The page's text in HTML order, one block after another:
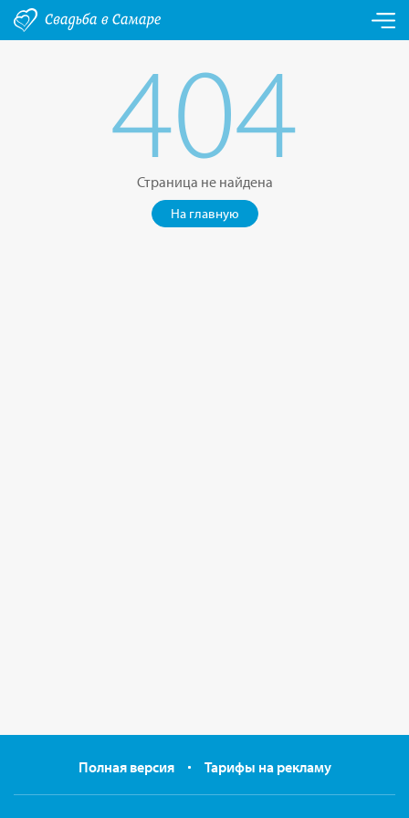
404
Страница не найдена
На главную
Полная версия Тарифы на рекламу